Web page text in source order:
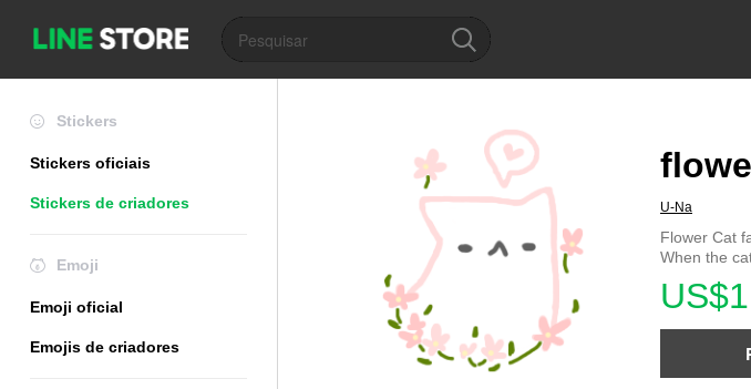
Stickers
Stickers oficiais
Stickers de criadores
Emoji
Emoji oficial
Emojis de criadores
U-Na
Flower Cat
When the